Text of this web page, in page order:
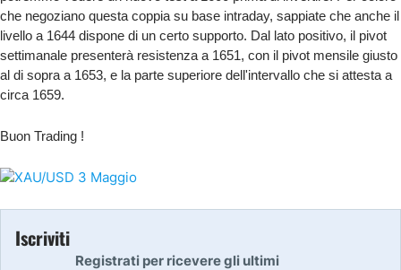
che negoziano questa coppia su base intraday, sappiate che anche il
livello a 1644 dispone di un certo supporto. Dal lato positivo, il pivot
settimanale presenterà resistenza a 1651, con il pivot mensile giusto
al di sopra a 1653, e la parte superiore dell'intervallo che si attesta a
circa 1659.
Buon Trading !
Iscriviti
Registrati per ricevere gli ultimi